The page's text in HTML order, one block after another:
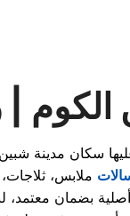
|
سكان مدينة
ملابس،